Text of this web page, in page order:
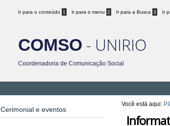
Ir para o conteúdo 1 Ir para o menu 2 Ir para a Busca 3 Ir
COMSO - UNIRIO
Coordenadoria de Comunicação Social
Cerimonial e eventos
Você está aqui: